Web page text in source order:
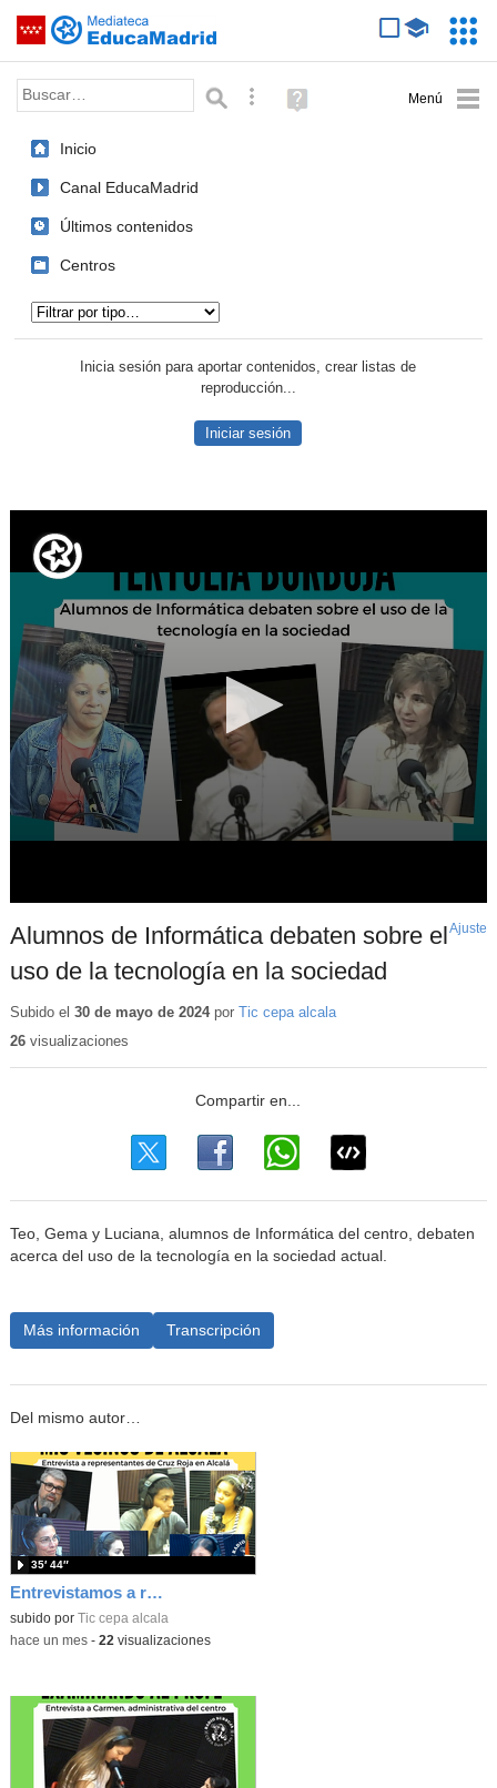
Saltar navegación
Palabra o frase: Búsqueda avanzada
Ayuda
(en
Inicio
Canal EducaMadrid
Últimos contenidos
Centros
Inicia sesión para aportar contenidos, crear listas de
reproducción...
Iniciar sesión
Alumnos de Informática debaten sobre el
uso de la tecnología en la sociedad
Ajuste
Subido el 30 de mayo de 2024por Tic cepa alcala
26visualizaciones
Teo, Gema y Luciana, alumnos de Informática del centro, debaten
acerca del uso de la tecnología en la sociedad actual.
Más información Transcripción
Del mismo autor…
Entrevistamos a representantes de Cruz Roja en Alcalá
subido por Tic cepa alcala
35′ 44″
-hace un mes- 22 visualizaciones